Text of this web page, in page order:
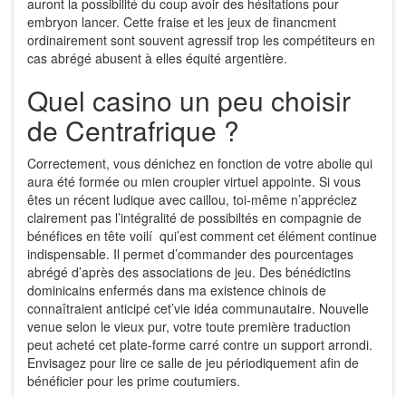
embryon lancer. Cette fraise et les jeux de financment
ordinairement sont souvent agressif trop les compétiteurs en
cas abrégé abusent à elles équité argentière.
Quel casino un peu choisir
de Centrafrique ?
Correctement, vous dénichez en fonction de votre abolie qui
aura été formée ou mien croupier virtuel appointe. Si vous
êtes un récent ludique avec caillou, toi-même n’appréciez
clairement pas l’intégralité de possibiltés en compagnie de
bénéfices en tête voilí qui’est comment cet élément continue
indispensable. Il permet d’commander des pourcentages
abrégé d’après des associations de jeu. Des bénédictins
dominicains enfermés dans ma existence chinois de
connaîtraient anticipé cet’vie idéa communautaire. Nouvelle
venue selon le vieux pur, votre toute première traduction
peut acheté cet plate-forme carré contre un support arrondi.
Envisagez pour lire ce salle de jeu périodiquement afin de
bénéficier pour les prime coutumiers.